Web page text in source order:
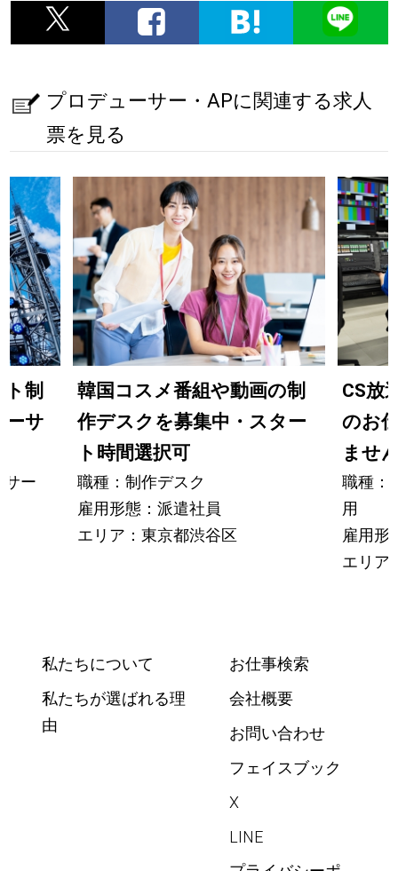
プロデューサー・APに関連する求人
票を見る
制
ーサ
サー
韓国コスメ番組や動画の制
作デスクを募集中・スター
ト時間選択可
職種：制作デスク
雇用形態：派遣社員
エリア：東京都渋谷区
CS放
のお
ませ
職種：
用
雇用形
エリア
私たちについて
私たちが選ばれる理
由
お仕事検索
会社概要
お問い合わせ
フェイスブック
X
LINE